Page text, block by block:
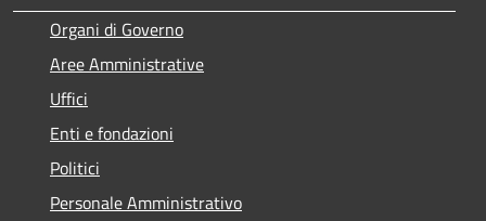
Organi di Governo
Aree Amministrative
Uffici
Enti e fondazioni
Politici
Personale Amministrativo